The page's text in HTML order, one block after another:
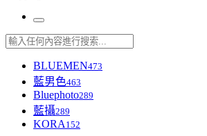
BLUEMEN473
藍男色463
Bluephoto289
藍攝289
KORA 152